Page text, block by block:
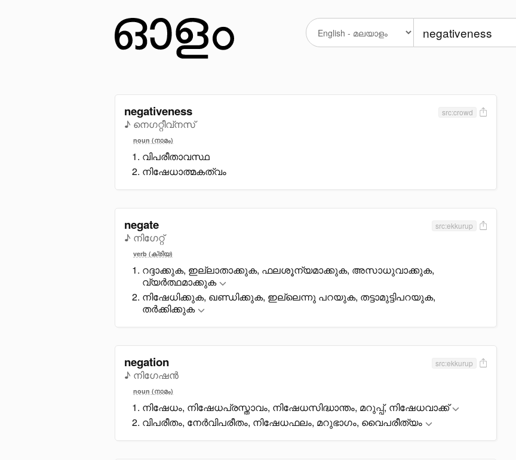
negativeness
♪ നെഗറ്റീവ്നസ്
src:crowd
noun (നാമം)
വിപരീതാവസ്ഥ
നിഷേധാത്മകത്വം
negate
♪ നിഗേറ്റ്
src:ekkurup
verb (ക്രിയ)
റദ്ദാക്കുക, ഇല്ലാതാക്കുക, ഫലശൂന്യമാക്കുക, അസാധുവാക്കുക,
വ്യർത്ഥമാക്കുക
നിഷേധിക്കുക, ഖണ്ഡിക്കുക, ഇല്ലെന്നു പറയുക, തട്ടാമുട്ടിപറയുക,
തർക്കിക്കുക
negation
♪ നിഗേഷൻ
src:ekkurup
noun (നാമം)
നിഷേധം, നിഷേധപ്രസ്താവം, നിഷേധസിദ്ധാന്തം, മറുപ്പ്, നിഷേധവാക്ക്
വിപരീതം, നേർവിപരീതം, നിഷേധഫലം, മറുഭാഗം, വെെപരീത്യം